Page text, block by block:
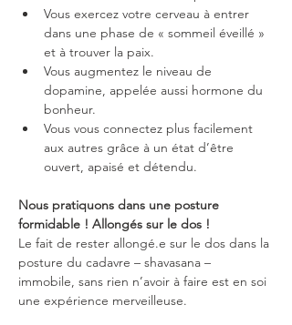
Vous exercez votre cerveau à entrer
dans une phase de « sommeil éveillé »
et à trouver la paix.
Vous augmentez le niveau de
dopamine, appelée aussi hormone du
bonheur.
Vous vous connectez plus facilement
aux autres grâce à un état d’être
ouvert, apaisé et détendu.
Nous pratiquons dans une posture
formidable ! Allongés sur le dos !
Le fait de rester allongé.e sur le dos dans la
posture du cadavre – shavasana –
immobile, sans rien n’avoir à faire est en soi
une expérience merveilleuse.